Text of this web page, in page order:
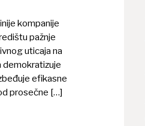
kompanije
pažnje
uticaja na
demokratizuje
efikasne
prosečne […]